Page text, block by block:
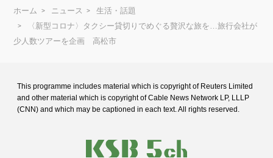
ホーム ニュース
生活・話題
〈新型コロナ〉タクシー貸切りでめぐる贅沢な旅を…旅行会社が
少人数ツアーを企画 高松市
This programme includes material which is copyright of Reuters Limited
and other material which is copyright of Cable News Network LP, LLLP
(CNN) and which may be captioned in each text. All rights reserved.